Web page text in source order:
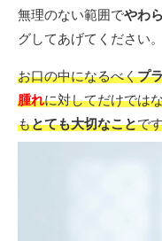
無理のない範囲でやわ
グしてあげてください。
お口の中になるべくプ
腫れに対してだけでは
もとても大切なことで